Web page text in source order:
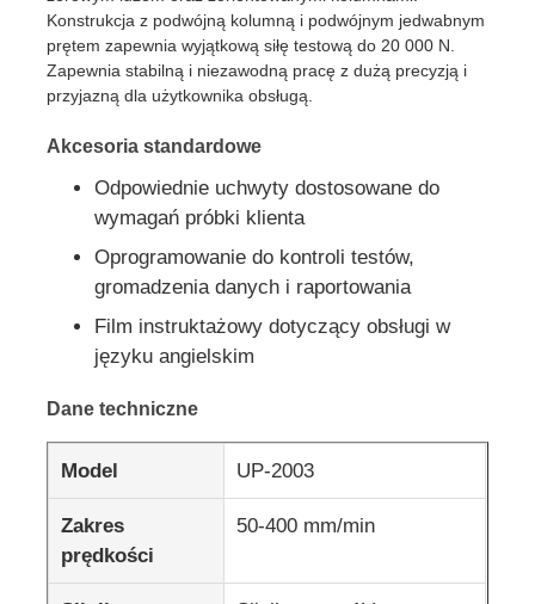
Maszyna do testowania udarności
maszyna do badania ścierania
sprzęt do badania gumy
Sprzęt do testowania obuwia
Sprzęt do badania materiałów budowlanych
Sprzęt do badania opakowań
Sprzęt do badań klejnotów
Konstrukcja z podwójną kolumną i podwójnym jedwabnym
prętem zapewnia wyjątkową siłę testową do 20 000 N.
Zapewnia stabilną i niezawodną pracę z dużą precyzją i
przyjazną dla użytkownika obsługą.
Akcesoria standardowe
Odpowiednie uchwyty dostosowane do
wymagań próbki klienta
Oprogramowanie do kontroli testów,
gromadzenia danych i raportowania
Film instruktażowy dotyczący obsługi w
języku angielskim
Dane techniczne
Model UP-2003
Zakres
prędkości
50-400 mm/min